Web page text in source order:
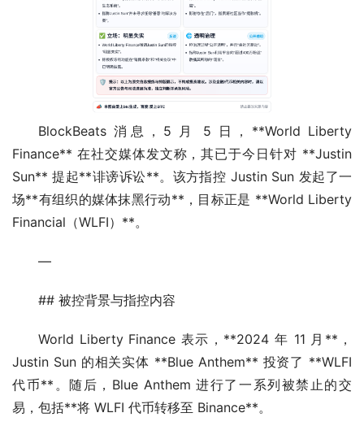
BlockBeats 消息，5 月 5 日，**World Liberty
Finance** 在社交媒体发文称，其已于今日针对 **Justin
Sun** 提起**诽谤诉讼**。该方指控 Justin Sun 发起了一
场**有组织的媒体抹黑行动**，目标正是 **World Liberty
Financial（WLFI）**。
—
## 被控背景与指控内容
World Liberty Finance 表示，**2024 年 11 月**，
Justin Sun 的相关实体 **Blue Anthem** 投资了 **WLFI
代币**。随后，Blue Anthem 进行了一系列被禁止的交
易，包括**将 WLFI 代币转移至 Binance**。